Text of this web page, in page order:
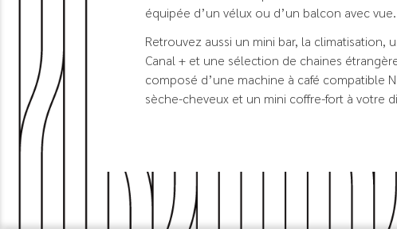
équipée d’un vélux ou d’un balcon avec vue.
Retrouvez aussi un mini bar, la climatisation,
Canal + et une sélection de chaines
composé d’une machine à café compatible
sèche-cheveux et un mini coffre-fort à votre